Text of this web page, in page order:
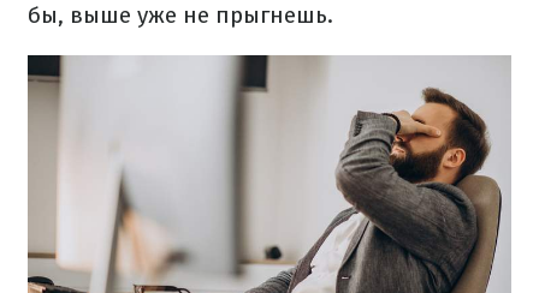
бы, выше уже не прыгнешь.